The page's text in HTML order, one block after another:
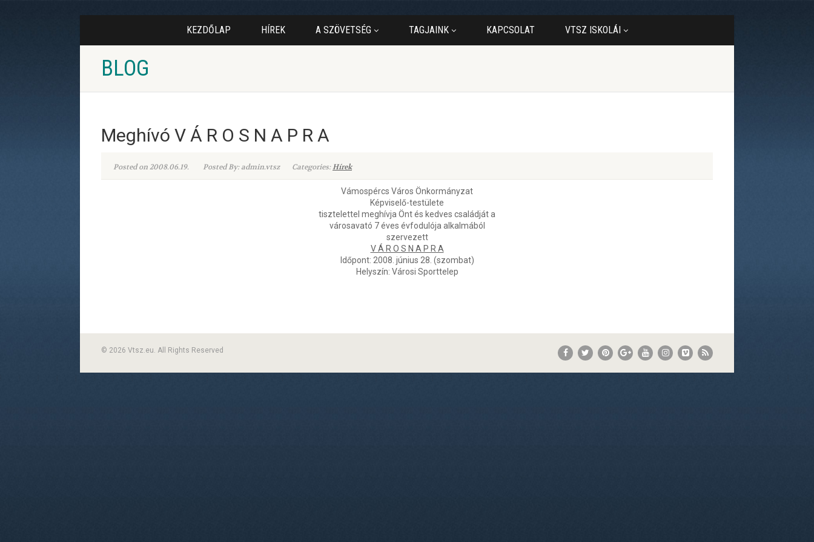
KEZDŐLAP HÍREK A SZÖVETSÉG TAGJAINK KAPCSOLAT VTSZ ISKOLÁI
BLOG
Meghívó V Á R O S N A P R A
Posted on 2008.06.19. Posted By: admin.vtsz Categories:Hírek
Vámospércs Város Önkormányzat
Képviselő-testülete
tisztelettel meghívja Önt és kedves családját a
városavató 7 éves évfodulója alkalmából
szervezett
V Á R O S N A P R A
Időpont: 2008. június 28. (szombat)
Helyszín: Városi Sporttelep
© 2026 Vtsz.eu. All Rights Reserved